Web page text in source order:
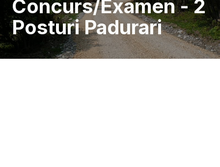
Concurs/Examen - 2
Posturi Padurari